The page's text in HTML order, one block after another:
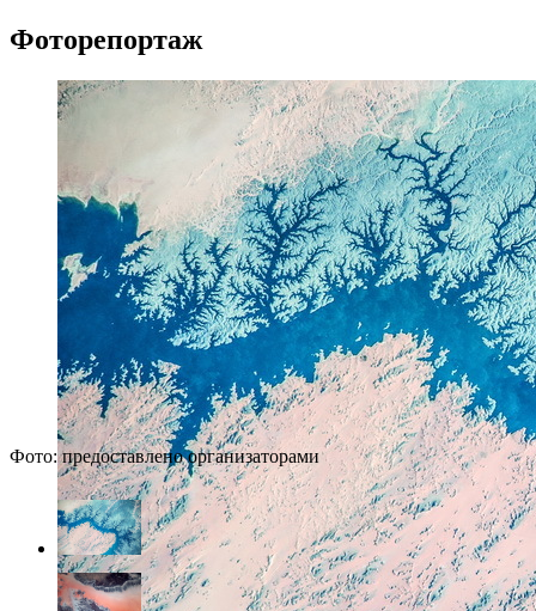
Фоторепортаж
Фото: предоставлено организаторами